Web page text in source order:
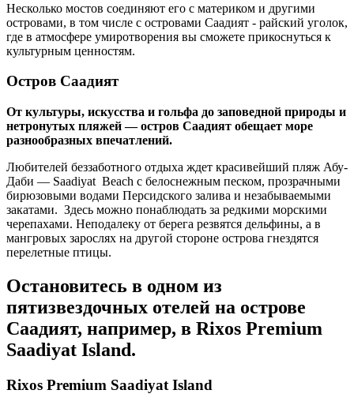
Несколько мостов соединяют его с материком и другими
островами, в том числе с островами Саадият - райский уголок,
где в атмосфере умиротворения вы сможете прикоснуться к
культурным ценностям.
Остров Саадият
От культуры, искусства и гольфа до заповедной природы и
нетронутых пляжей — остров Саадият обещает море
разнообразных впечатлений.
Любителей беззаботного отдыха ждет красивейший пляж Абу-
Даби — Saadiyat Beach с белоснежным песком, прозрачными
бирюзовыми водами Персидского залива и незабываемыми
закатами. Здесь можно понаблюдать за редкими морскими
черепахами. Неподалеку от берега резвятся дельфины, а в
мангровых зарослях на другой стороне острова гнездятся
перелетные птицы.
Остановитесь в одном из
пятизвездочных отелей на острове
Саадият, например, в Rixos Premium
Saadiyat Island.
Rixos Premium Saadiyat Island